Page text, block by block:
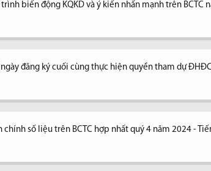
trình biến động KQKD và ý kiến nhấn mạnh trên BCTC
ngày đăng ký cuối cùng thực hiện quyền tham dự
chính số liệu trên BCTC hợp nhất quý 4 năm 2024 -